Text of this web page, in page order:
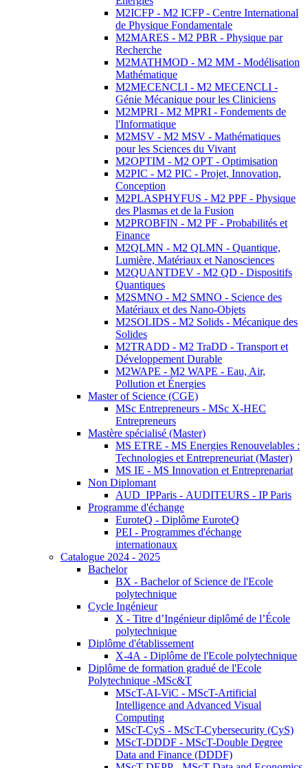
M2ICFP - M2 ICFP - Centre International
de Physique Fondamentale
M2MARES - M2 PBR - Physique par
Recherche
M2MATHMOD - M2 MM - Modélisation
Mathématique
M2MECENCLI - M2 MECENCLI -
Génie Mécanique pour les Cliniciens
M2MPRI - M2 MPRI - Fondements de
l'Informatique
M2MSV - M2 MSV - Mathématiques
pour les Sciences du Vivant
M2OPTIM - M2 OPT - Optimisation
M2PIC - M2 PIC - Projet, Innovation,
Conception
M2PLASPHYFUS - M2 PPF - Physique
des Plasmas et de la Fusion
M2PROBFIN - M2 PF - Probabilités et
Finance
M2QLMN - M2 QLMN - Quantique,
Lumière, Matériaux et Nanosciences
M2QUANTDEV - M2 QD - Dispositifs
Quantiques
M2SMNO - M2 SMNO - Science des
Matériaux et des Nano-Objets
M2SOLIDS - M2 Solids - Mécanique des
Solides
M2TRADD - M2 TraDD - Transport et
Développement Durable
M2WAPE - M2 WAPE - Eau, Air,
Pollution et Énergies
Master of Science (CGE)
MSc Entrepreneurs - MSc X-HEC
Entrepreneurs
Mastère spécialisé (Master)
MS ETRE - MS Energies Renouvelables :
Technologies et Entrepreneuriat (Master)
MS IE - MS Innovation et Entreprenariat
Non Diplomant
AUD_IPParis - AUDITEURS - IP Paris
Programme d'échange
EuroteQ - Diplôme EuroteQ
PEI - Programmes d'échange
internationaux
Catalogue 2024 - 2025
Bachelor
BX - Bachelor of Science de l'Ecole
polytechnique
Cycle Ingénieur
X - Titre d’Ingénieur diplômé de l’École
polytechnique
Diplôme d'établissement
X-4A - Diplôme de l'Ecole polytechnique
Diplôme de formation gradué de l'Ecole
Polytechnique -MSc&T
MScT-AI-ViC - MScT-Artificial
Intelligence and Advanced Visual
Computing
MScT-CyS - MScT-Cybersecurity (CyS)
MScT-DDDF - MScT-Double Degree
Data and Finance (DDDF)